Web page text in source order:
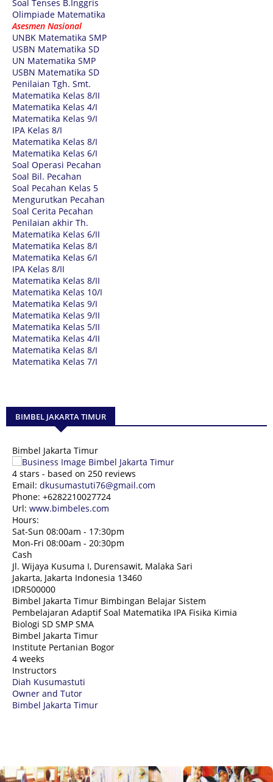
Soal Tenses B.Inggris
Olimpiade Matematika
Asesmen Nasional
UNBK Matematika SMP
USBN Matematika SD
UN Matematika SMP
USBN Matematika SD
Penilaian Tgh. Smt.
Matematika Kelas 8/II
Matematika Kelas 4/I
Matematika Kelas 9/I
IPA Kelas 8/I
Matematika Kelas 8/I
Matematika Kelas 6/I
Soal Operasi Pecahan
Soal Bil. Pecahan
Soal Pecahan Kelas 5
Mengurutkan Pecahan
Soal Cerita Pecahan
Penilaian akhir Th.
Matematika Kelas 6/II
Matematika Kelas 8/I
Matematika Kelas 6/I
IPA Kelas 8/II
Matematika Kelas 8/II
Matematika Kelas 10/I
Matematika Kelas 9/I
Matematika Kelas 9/II
Matematika Kelas 5/II
Matematika Kelas 4/II
Matematika Kelas 8/I
Matematika Kelas 7/I
BIMBEL JAKARTA TIMUR
Bimbel Jakarta Timur
4 stars - based on 250 reviews
Email: dkusumastuti76@gmail.com
Phone: +6282210027724
Url: www.bimbeles.com
Hours:
Sat-Sun 08:00am - 17:30pm
Mon-Fri 08:00am - 20:30pm
Cash
Jl. Wijaya Kusuma I, Durensawit, Malaka Sari
Jakarta, Jakarta Indonesia 13460
IDR500000
Bimbel Jakarta Timur Bimbingan Belajar Sistem
Pembelajaran Adaptif Soal Matematika IPA Fisika Kimia
Biologi SD SMP SMA
Bimbel Jakarta Timur
Institute Pertanian Bogor
4 weeks
Instructors
Diah Kusumastuti
Owner and Tutor
Bimbel Jakarta Timur